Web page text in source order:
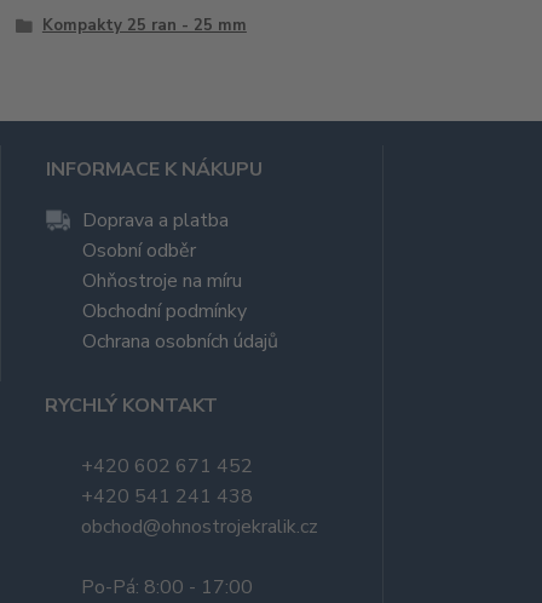
Kompakty 25 ran - 25 mm
INFORMACE K NÁKUPU
Doprava a platba
Osobní odběr
Ohňostroje na míru
Obchodní podmínky
Ochrana osobních údajů
RYCHLÝ KONTAKT
+420 602 671 452
+420 541 241 438
obchod@ohnostrojekralik.cz
Po-Pá: 8:00 - 17:00